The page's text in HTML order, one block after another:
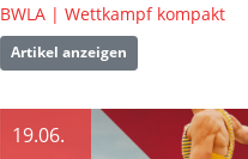
BWLA | Wettkampf kompakt
Artikel anzeigen
19.06.